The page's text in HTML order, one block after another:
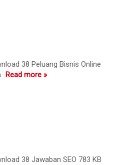
38 Peluang Bisnis Online
Read more »
38 Jawaban SEO 783 KB